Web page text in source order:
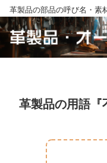
革製品の部品の呼び名・素
革製品の用語『